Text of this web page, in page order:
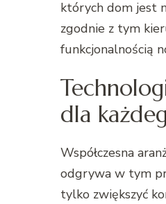
których dom jest
zgodnie z tym
funkcjonalnością
dla
Współczesna
odgrywa w tym
tylko zwiększyć